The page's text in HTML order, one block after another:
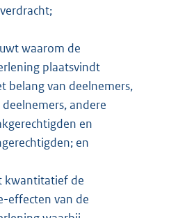
waarom de
plaatsvindt
belang van deelnemers,
deelnemers, andere
en
en
kwantitatief de
effecten van de